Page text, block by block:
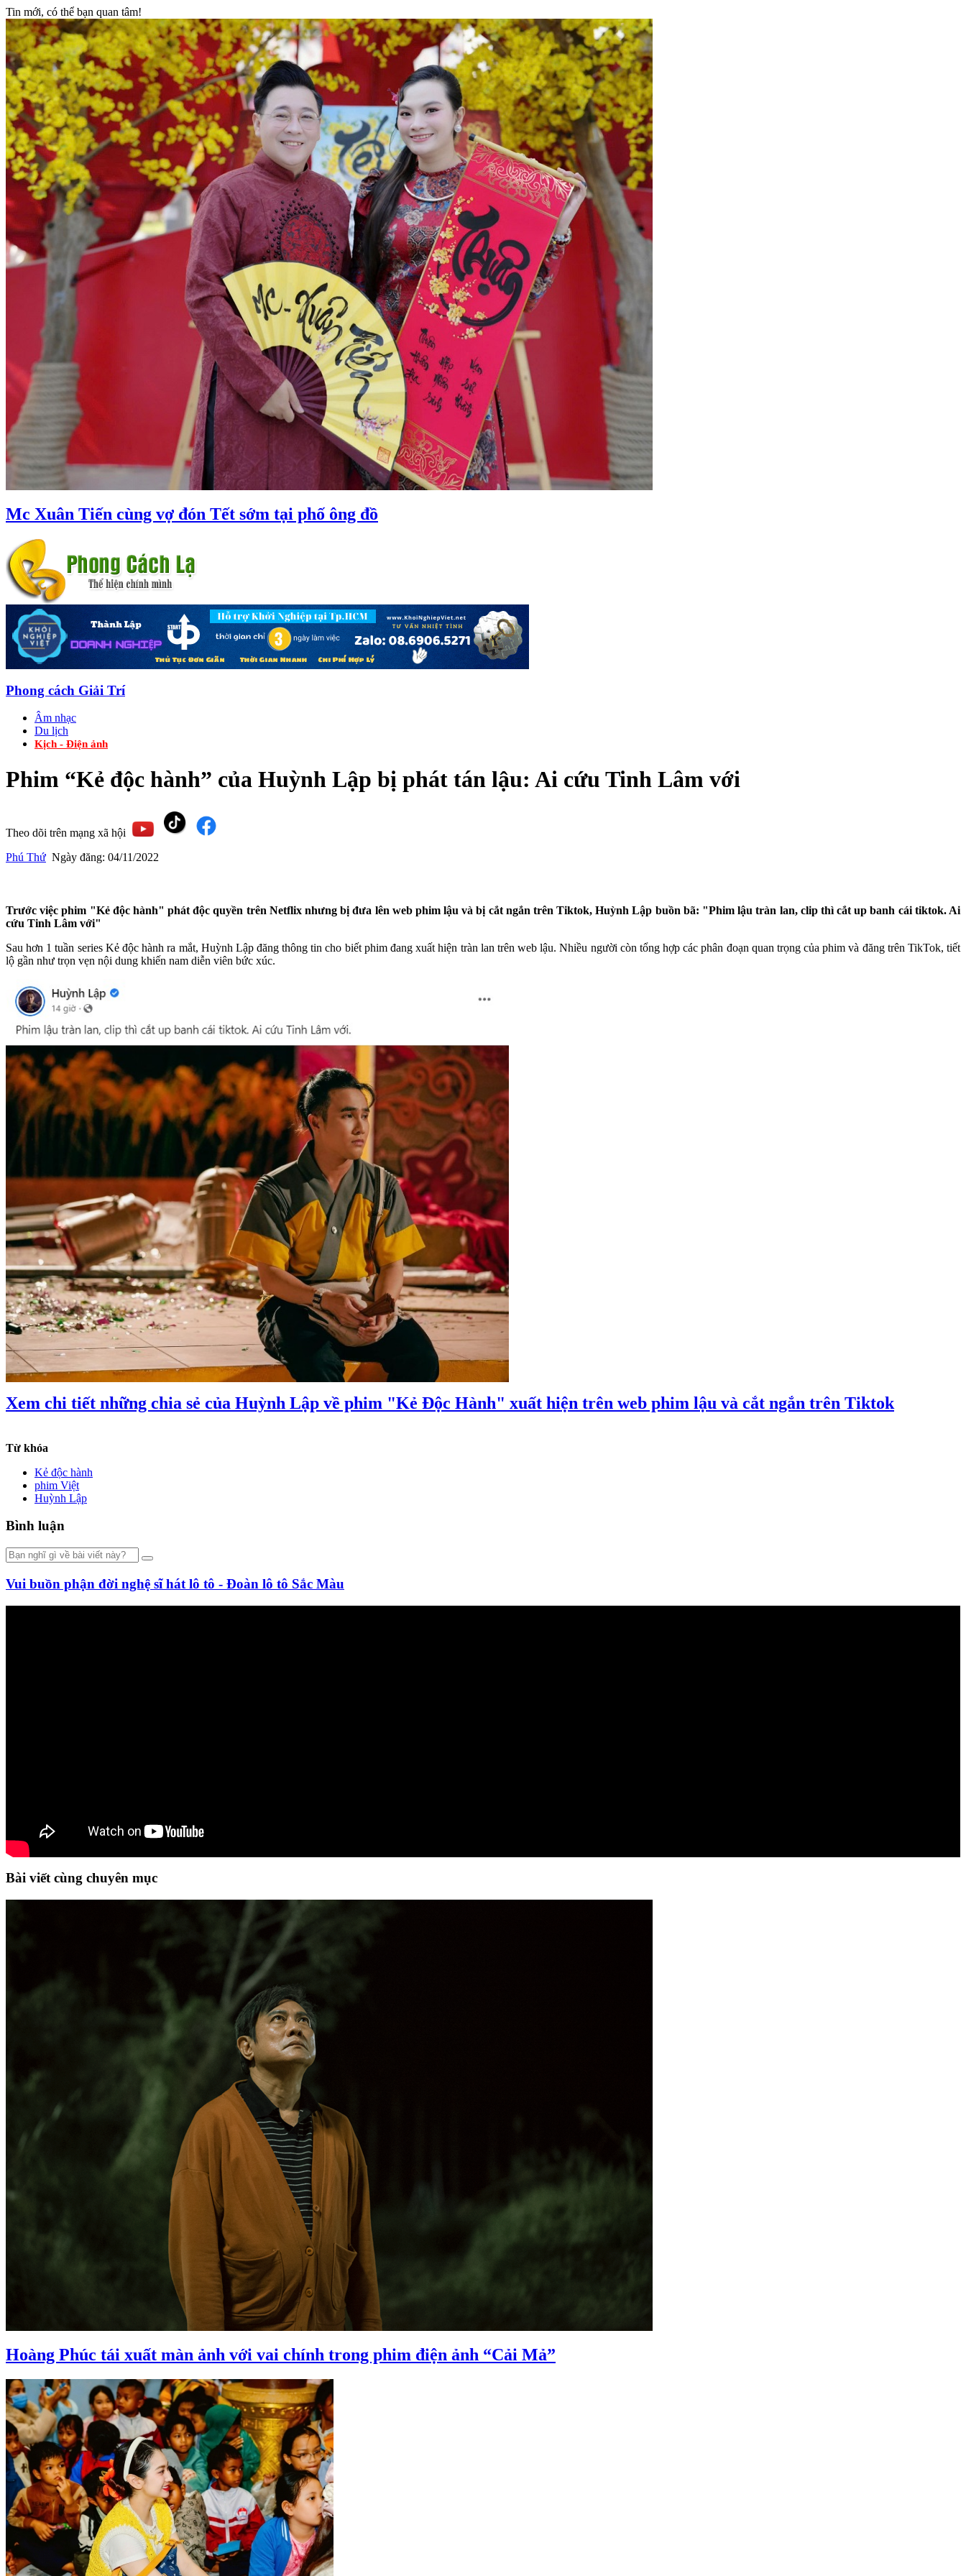
Tin mới, có thể bạn quan tâm!
Mc Xuân Tiến cùng vợ đón Tết sớm tại phố ông đồ
Phong cách Giải Trí
Âm nhạc
Du lịch
Kịch - Điện ảnh
Phim “Kẻ độc hành” của Huỳnh Lập bị phát tán lậu: Ai cứu Tinh Lâm với
Theo dõi trên mạng xã hội
Phú Thứ Ngày đăng: 04/11/2022
Trước việc phim "Kẻ độc hành" phát độc quyền trên Netflix nhưng bị đưa lên web phim lậu và bị cắt ngắn trên Tiktok, Huỳnh Lập buồn bã: "Phim lậu tràn lan, clip thì cắt up banh cái tiktok. Ai
cứu Tinh Lâm với"
Sau hơn 1 tuần series Kẻ độc hành ra mắt, Huỳnh Lập đăng thông tin cho biết phim đang xuất hiện tràn lan trên web lậu. Nhiều người còn tổng hợp các phân đoạn quan trọng của phim và đăng trên TikTok, tiết
lộ gần như trọn vẹn nội dung khiến nam diễn viên bức xúc.
Xem chi tiết những chia sẻ của Huỳnh Lập về phim "Kẻ Độc Hành" xuất hiện trên web phim lậu và cắt ngắn trên Tiktok
Từ khóa
Kẻ độc hành
phim Việt
Huỳnh Lập
Bình luận
Vui buồn phận đời nghệ sĩ hát lô tô - Đoàn lô tô Sắc Màu
Bài viết cùng chuyên mục
Hoàng Phúc tái xuất màn ảnh với vai chính trong phim điện ảnh “Cải Mả”